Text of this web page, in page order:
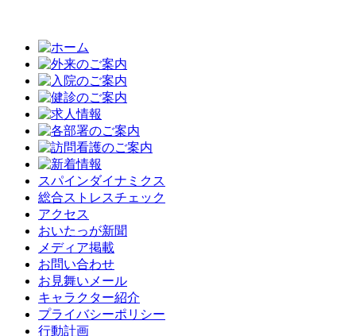
スパインダイナミクス
総合ストレスチェック
アクセス
おいたっが新聞
メディア掲載
お問い合わせ
お見舞いメール
キャラクター紹介
プライバシーポリシー
行動計画